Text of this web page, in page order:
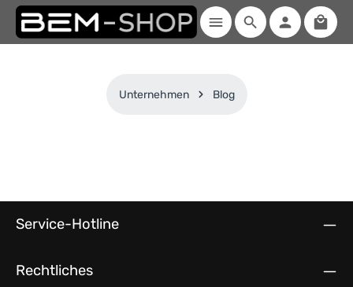
Zum Hauptinhalt springen
Unternehmen Blog
Service-Hotline
Rechtliches